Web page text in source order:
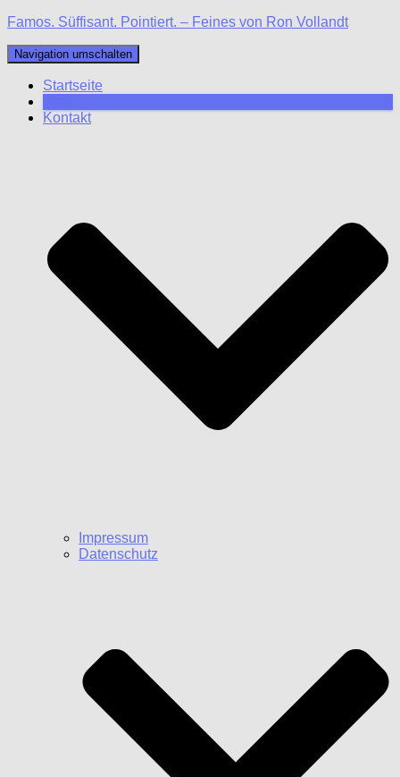
Famos. Süffisant. Pointiert. – Feines von Ron Vollandt
Navigation umschalten
Startseite
Kontakt
Impressum
Datenschutz